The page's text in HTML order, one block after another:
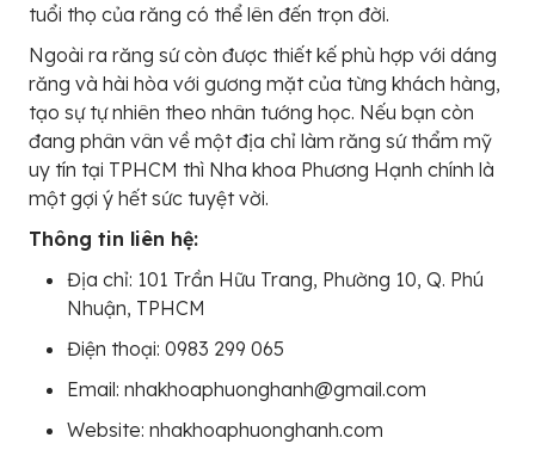
tuổi thọ của răng có thể lên đến trọn đời.
Ngoài ra răng sứ còn được thiết kế phù hợp với dáng
răng và hài hòa với gương mặt của từng khách hàng,
tạo sự tự nhiên theo nhân tướng học. Nếu bạn còn
đang phân vân về một địa chỉ làm răng sứ thẩm mỹ
uy tín tại TPHCM thì Nha khoa Phương Hạnh chính là
một gợi ý hết sức tuyệt vời.
Thông tin liên hệ:
Địa chỉ: 101 Trần Hữu Trang, Phường 10, Q. Phú
Nhuận, TPHCM
Điện thoại: 0983 299 065
Email: nhakhoaphuonghanh@gmail.com
Website: nhakhoaphuonghanh.com